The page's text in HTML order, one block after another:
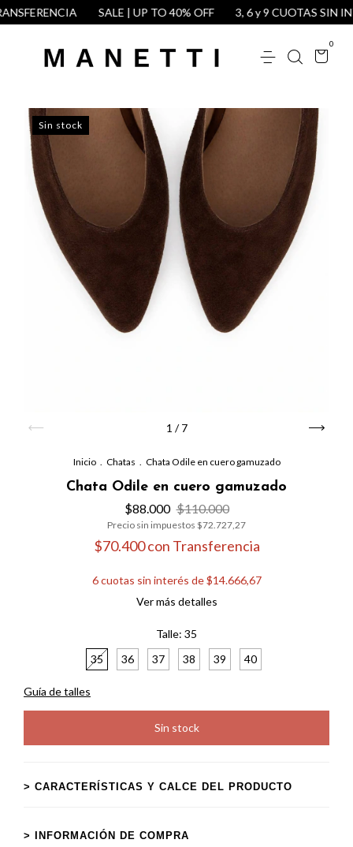
SALE | UP TO 40% OFF 3, 6 y 9 CUOTAS SIN
0
Sin stock
1 /7
Inicio Chatas Chata Odile en cuero gamuzado
Chata Odile en cuero gamuzado
$88.000 $110.000
Precio sin impuestos $72.727,27
$70.400con Transferencia
6 cuotas sin interés de$14.666,67
Ver más detalles
Talle: 35
35
36 37 38 39 40
Guía de talles
> CARACTERÍSTICAS Y CALCE DEL PRODUCTO
> INFORMACIÓN DE COMPRA